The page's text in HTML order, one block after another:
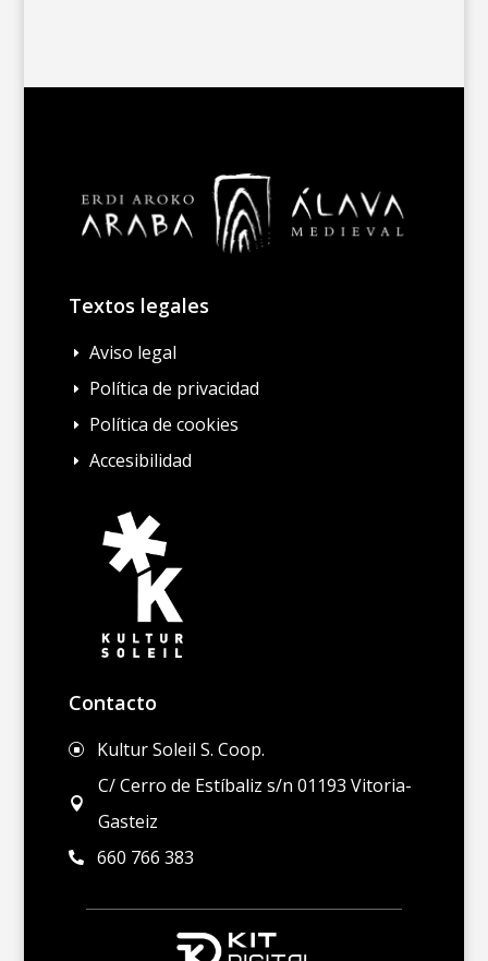
Textos legales
E Aviso legal
E Política de privacidad
E Política de cookies
E Accesibilidad
Contacto
] Kultur Soleil S. Coop.

C/ Cerro de Estíbaliz s/n 01193 Vitoria-
Gasteiz
 660 766 383